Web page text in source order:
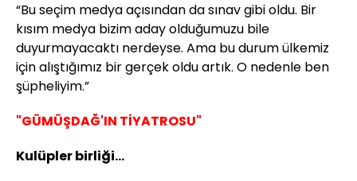
“Bu seçim medya açısından da sınav gibi oldu. Bir
kısım medya bizim aday olduğumuzu bile
duyurmayacaktı nerdeyse. Ama bu durum ülkemiz
için alıştığımız bir gerçek oldu artık. O nedenle ben
şüpheliyim.”
"GÜMÜŞDAĞ'IN TİYATROSU"
Kulüpler birliği...